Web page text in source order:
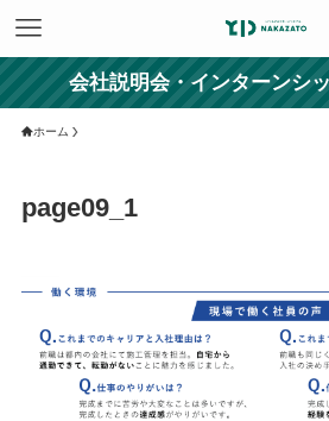
会社説明会・インターンシ
ホーム
page09_1